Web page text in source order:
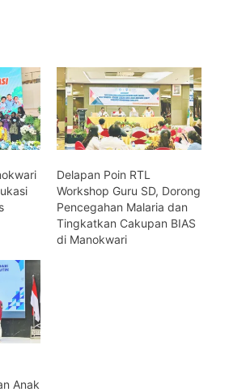
Delapan Poin RTL
Workshop Guru SD, Dorong
Pencegahan Malaria dan
Tingkatkan Cakupan BIAS
di Manokwari
Anak